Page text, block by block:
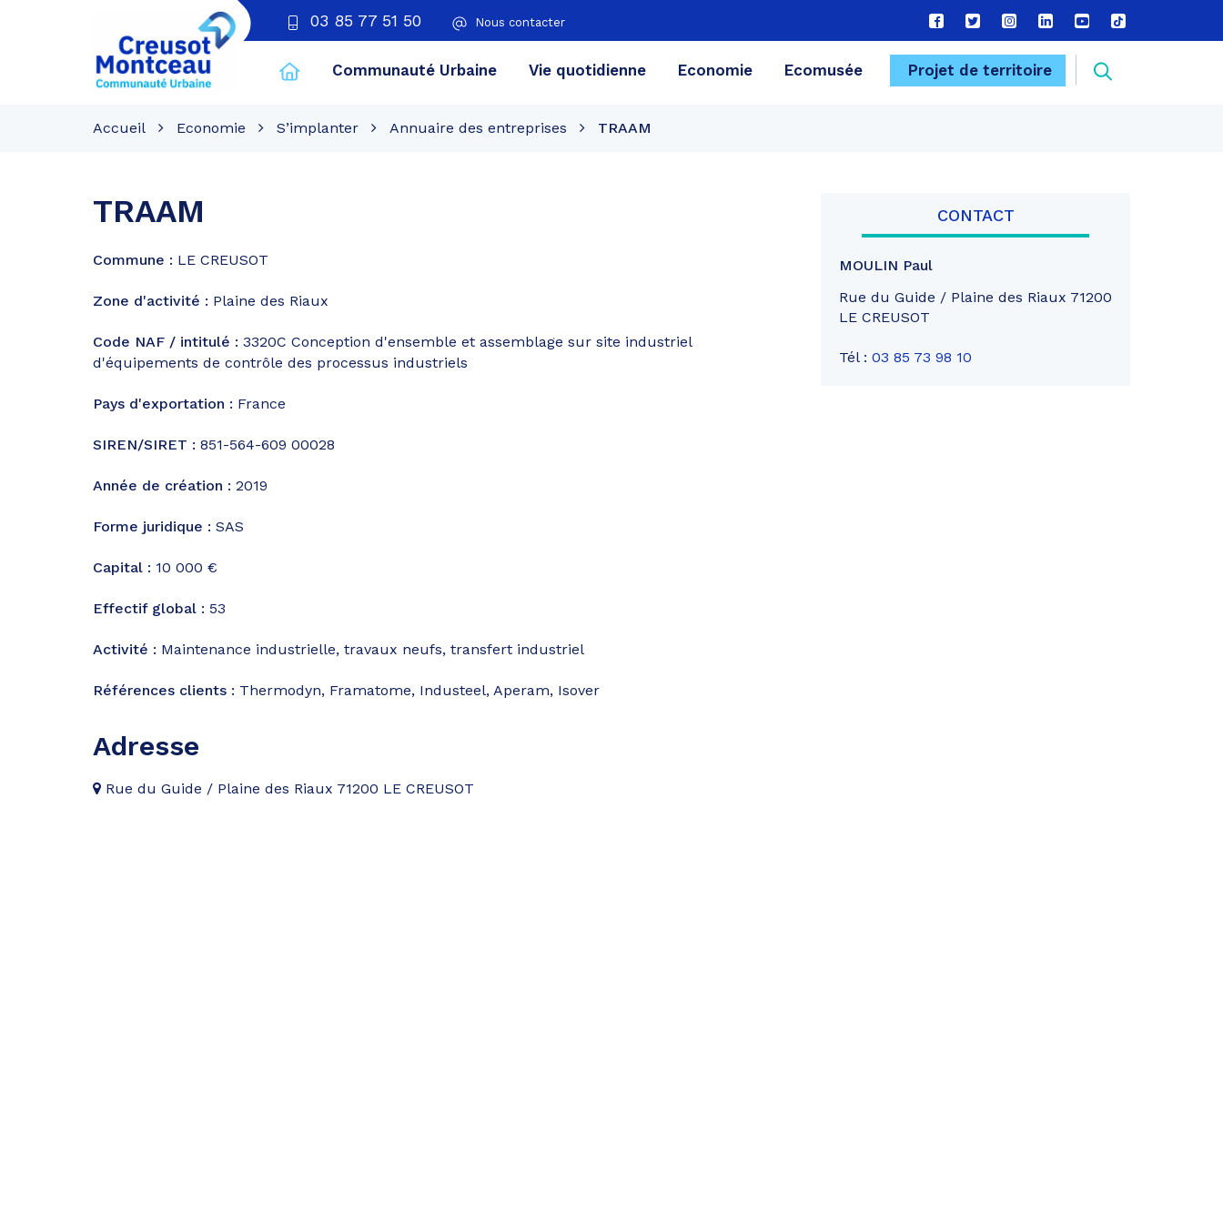
03 85 77 51 50 Nous contacter
Lien
vers
compte
Lien
vers
compte
Lien
vers
compte
Lien
vers
compte
Lien
vers
chaîne
Lien
vers
Creusot
Montceau
Communauté Urbaine Vie quotidienne Economie Ecomusée Projet de territoire
Accueil Economie S’implanter Annuaire des entreprises TRAAM
TRAAM
Commune : LE CREUSOT
Zone d'activité : Plaine des Riaux
Code NAF / intitulé : 3320C Conception d'ensemble et assemblage sur site industriel
d'équipements de contrôle des processus industriels
Pays d'exportation : France
SIREN/SIRET : 851-564-609 00028
Année de création : 2019
Forme juridique : SAS
Capital : 10 000 €
Effectif global : 53
Activité : Maintenance industrielle, travaux neufs, transfert industriel
Références clients : Thermodyn, Framatome, Industeel, Aperam, Isover
Adresse
Rue du Guide / Plaine des Riaux 71200 LE CREUSOT
CONTACT
MOULIN Paul
Rue du Guide / Plaine des Riaux 71200
LE CREUSOT
Tél : 03 85 73 98 10